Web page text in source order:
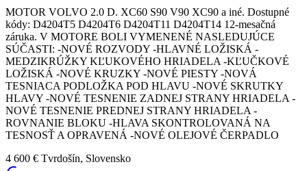
MOTOR VOLVO 2.0 D. XC60 S90 V90 XC90 a iné. Dostupné
kódy: D4204T5 D4204T6 D4204T11 D4204T14 12-mesačná
záruka. V MOTORE BOLI VYMENENÉ NASLEDUJÚCE
SÚČASTI: -NOVÉ ROZVODY -HLAVNÉ LOŽISKÁ -
MEDZIKRÚŽKY KĽUKOVÉHO HRIADELA -KĽUČKOVÉ
LOŽISKÁ -NOVÉ KRUZKY -NOVÉ PIESTY -NOVÁ
TESNIACA PODLOŽKA POD HLAVU -NOVÉ SKRUTKY
HLAVY -NOVÉ TESNENIE ZADNEJ STRANY HRIADELA -
NOVÉ TESNENIE PREDNEJ STRANY HRIADELA -
ROVNANIE BLOKU -HLAVA SKONTROLOVANÁ NA
TESNOSŤ A OPRAVENÁ -NOVÉ OLEJOVÉ ČERPADLO
4 600 € Tvrdošín, Slovensko